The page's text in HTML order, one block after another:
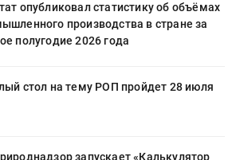
опубликовал статистику об объёмах
производства в стране за
полугодие 2026 года
стол на тему РОП пройдет 28 июля
запускает «Калькулятор